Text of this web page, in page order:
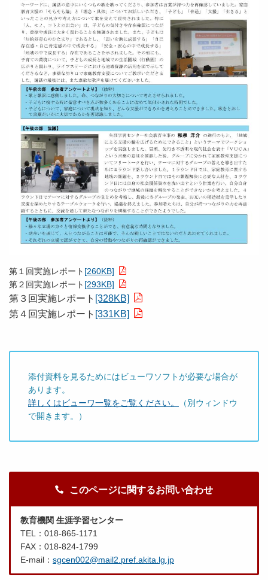
第１回実施レポート [260KB]
第２回実施レポート [293KB]
第３回実施レポート [328KB]
第４回実施レポート [331KB]
添付資料を見るためにはビューワソフトが必要な場合が
あります。
詳しくはビューワ一覧をご覧ください。
（別ウィンドウ
で開きます。）
このページに関するお問い合わせ
教育機関 生涯学習センター
TEL：018-865-1171
FAX：018-824-1799
E-mail： sgcen002@mail2.pref.akita.lg.jp